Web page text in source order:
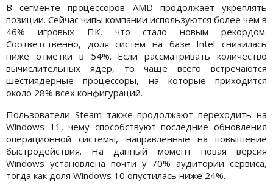
В сегменте процессоров AMD продолжает укреплять
позиции. Сейчас чипы компании используются более чем в
46% игровых ПК, что стало новым рекордом.
Соответственно, доля систем на базе Intel снизилась
ниже отметки в 54%. Если рассматривать количество
вычислительных ядер, то чаще всего встречаются
шестиядерные процессоры, на которые приходится
около 28% всех конфигураций.
Пользователи Steam также продолжают переходить на
Windows 11, чему способствуют последние обновления
операционной системы, направленные на повышение
быстродействия. На данный момент новая версия
Windows установлена почти у 70% аудитории сервиса,
тогда как доля Windows 10 опустилась ниже 24%.